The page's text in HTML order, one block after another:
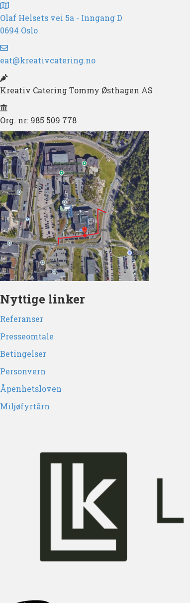
Olaf Helsets vei 5a - Inngang D
0694 Oslo
eat@kreativcatering.no
Kreativ Catering Tommy Østhagen AS
Org. nr: 985 509 778
Nyttige linker
Referanser
Presseomtale
Betingelser
Personvern
Åpenhetsloven
Miljøfyrtårn